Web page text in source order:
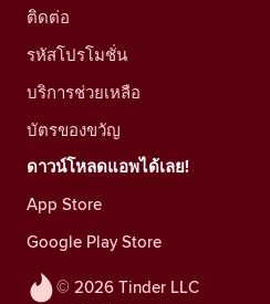
© 2026 Tinder LLC
ติดต่อ
รหัสโปรโมชั่น
บริการช่วยเหลือ
บัตรของขวัญ
ดาวน์โหลดแอพได้เลย!
App Store
Google Play Store